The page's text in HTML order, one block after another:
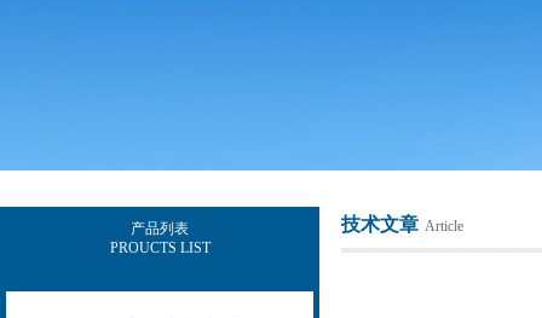
产品列表
PROUCTS LIST
技术文章 Article